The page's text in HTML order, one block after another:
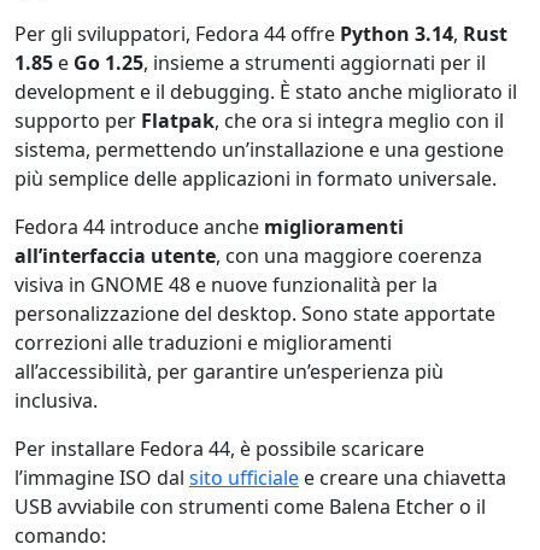
Per gli sviluppatori, Fedora 44 offre Python 3.14, Rust
1.85 e Go 1.25, insieme a strumenti aggiornati per il
development e il debugging. È stato anche migliorato il
supporto per Flatpak, che ora si integra meglio con il
sistema, permettendo un’installazione e una gestione
più semplice delle applicazioni in formato universale.
Fedora 44 introduce anche miglioramenti
all’interfaccia utente, con una maggiore coerenza
visiva in GNOME 48 e nuove funzionalità per la
personalizzazione del desktop. Sono state apportate
correzioni alle traduzioni e miglioramenti
all’accessibilità, per garantire un’esperienza più
inclusiva.
Per installare Fedora 44, è possibile scaricare
l’immagine ISO dal sito ufficiale e creare una chiavetta
USB avviabile con strumenti come Balena Etcher o il
comando: